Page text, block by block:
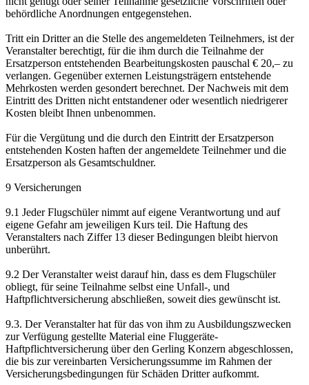
behördliche Anordnungen entgegenstehen.
Tritt ein Dritter an die Stelle des angemeldeten Teilnehmers, ist der
Veranstalter berechtigt, für die ihm durch die Teilnahme der
Ersatzperson entstehenden Bearbeitungskosten pauschal € 20,– zu
verlangen. Gegenüber externen Leistungsträgern entstehende
Mehrkosten werden gesondert berechnet. Der Nachweis mit dem
Eintritt des Dritten nicht entstandener oder wesentlich niedrigerer
Kosten bleibt Ihnen unbenommen.
Für die Vergütung und die durch den Eintritt der Ersatzperson
entstehenden Kosten haften der angemeldete Teilnehmer und die
Ersatzperson als Gesamtschuldner.
9 Versicherungen
9.1 Jeder Flugschüler nimmt auf eigene Verantwortung und auf
eigene Gefahr am jeweiligen Kurs teil. Die Haftung des
Veranstalters nach Ziffer 13 dieser Bedingungen bleibt hiervon
unberührt.
9.2 Der Veranstalter weist darauf hin, dass es dem Flugschüler
obliegt, für seine Teilnahme selbst eine Unfall-, und
Haftpflichtversicherung abschließen, soweit dies gewünscht ist.
9.3. Der Veranstalter hat für das von ihm zu Ausbildungszwecken
zur Verfügung gestellte Material eine Fluggeräte-
Haftpflichtversicherung über den Gerling Konzern abgeschlossen,
die bis zur vereinbarten Versicherungssumme im Rahmen der
Versicherungsbedingungen für Schäden Dritter aufkommt.